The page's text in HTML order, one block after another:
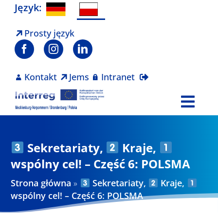
Skip
content
Język:
Prosty język
Kontakt Jems Intranet
Projekty
Aktualności
Sekretariaty,
Kraje,
wspólny cel! – Część 6: POLSMA
Strona główna » Sekretariaty,
Kraje,
wspólny cel! – Część 6: POLSMA